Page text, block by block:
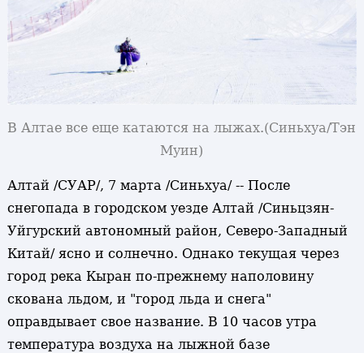
В Алтае все еще катаются на лыжах.(Синьхуа/Тэн
Муин)
Алтай /СУАР/, 7 марта /Синьхуа/ -- После
снегопада в городском уезде Алтай /Синьцзян-
Уйгурский автономный район, Северо-Западный
Китай/ ясно и солнечно. Однако текущая через
город река Кыран по-прежнему наполовину
скована льдом, и "город льда и снега"
оправдывает свое название. В 10 часов утра
температура воздуха на лыжной базе